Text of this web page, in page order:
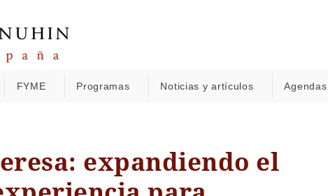
FYME Programas Noticias y artículos Agendas
expandiendo el